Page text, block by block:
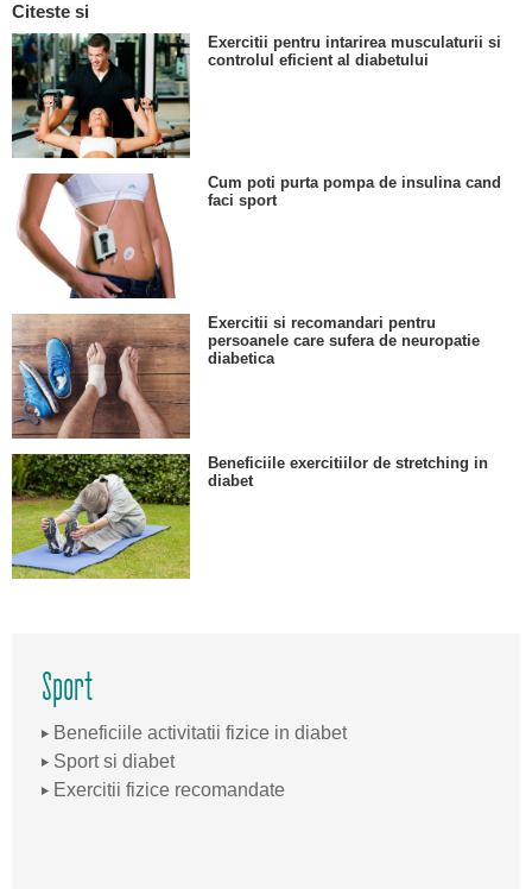
Citeste si
Exercitii pentru intarirea musculaturii si
controlul eficient al diabetului
Cum poti purta pompa de insulina cand
faci sport
Exercitii si recomandari pentru
persoanele care sufera de neuropatie
diabetica
Beneficiile exercitiilor de stretching in
diabet
Sport
Beneficiile activitatii fizice in diabet
Sport si diabet
Exercitii fizice recomandate